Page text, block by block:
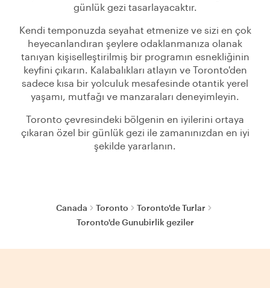
günlük gezi tasarlayacaktır.
Kendi temponuzda seyahat etmenize ve sizi en çok
heyecanlandıran şeylere odaklanmanıza olanak
tanıyan kişiselleştirilmiş bir programın esnekliğinin
keyfini çıkarın. Kalabalıkları atlayın ve Toronto'den
sadece kısa bir yolculuk mesafesinde otantik yerel
yaşamı, mutfağı ve manzaraları deneyimleyin.
Toronto çevresindeki bölgenin en iyilerini ortaya
çıkaran özel bir günlük gezi ile zamanınızdan en iyi
şekilde yararlanın.
Canada Toronto
Toronto'de Turlar
Toronto'de Gunubirlik geziler